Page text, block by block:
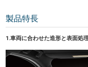
製品特長
1.車両に合わせた造形と表面処